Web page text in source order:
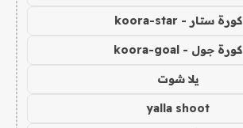
كورة ستار - koora-star
كورة جول - koora-goal
يلا شوت
yalla shoot